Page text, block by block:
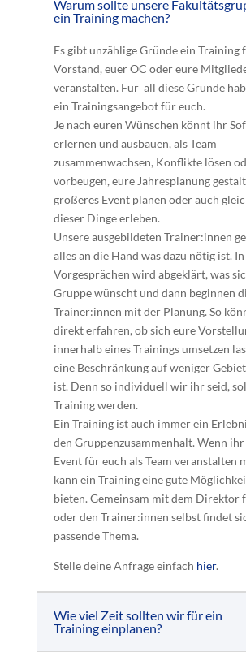
Warum sollte unsere
ein Training machen?
Es gibt unzählige Gründe ein Training
Vorstand, euer OC oder eure
veranstalten. Für all diese Gründe
ein Trainingsangebot für euch.
Je nach euren Wünschen könnt ihr
erlernen und ausbauen, als Team
zusammenwachsen, Konflikte lösen
vorbeugen, eure Jahresplanung
größeres Event planen oder auch
dieser Dinge erleben.
Unsere ausgebildeten Trainer:innen
alles an die Hand was dazu nötig ist. In
Vorgesprächen wird abgeklärt, was
Gruppe wünscht und dann beginnen
Trainer:innen mit der Planung. So
direkt erfahren, ob sich eure
innerhalb eines Trainings umsetzen
eine Beschränkung auf weniger
ist. Denn so individuell wir ihr seid,
Training werden.
Ein Training ist auch immer ein
den Gruppenzusammenhalt. Wenn ihr
Event für euch als Team veranstalten
kann ein Training eine gute
bieten. Gemeinsam mit dem Direktor
oder den Trainer:innen selbst findet
passende Thema.
Stelle deine Anfrage einfach hier.
Wie viel Zeit sollten wir für ein
Training einplanen?